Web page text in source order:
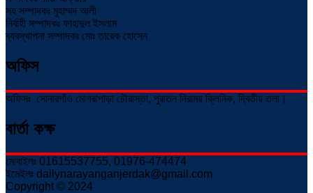
সহ সম্পাদকঃ মুহাম্মদ আলী
নির্বাহী সম্পাদকঃ ফাহাদুল ইসলাম
ব্যবস্থাপনা সম্পাদকঃ মোঃ তারেক হোসেন
অফিস
অফিসঃ সোনারগাঁও মোগরাপাড়া চৌরাস্তা, পুরাতন নিরাময় ক্লিনিক, দ্বিতীয় তলা।
বার্তা কক্ষ
মোবাইলঃ 01615537755, 01976-474474
ইমেইলঃ dailynarayanganjerdak@gmail.com
Copyright © 2024